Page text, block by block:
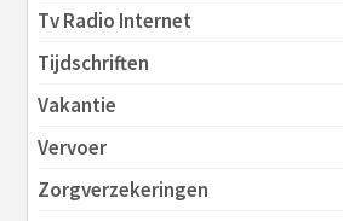
Tv Radio Internet
Tijdschriften
Vakantie
Vervoer
Zorgverzekeringen